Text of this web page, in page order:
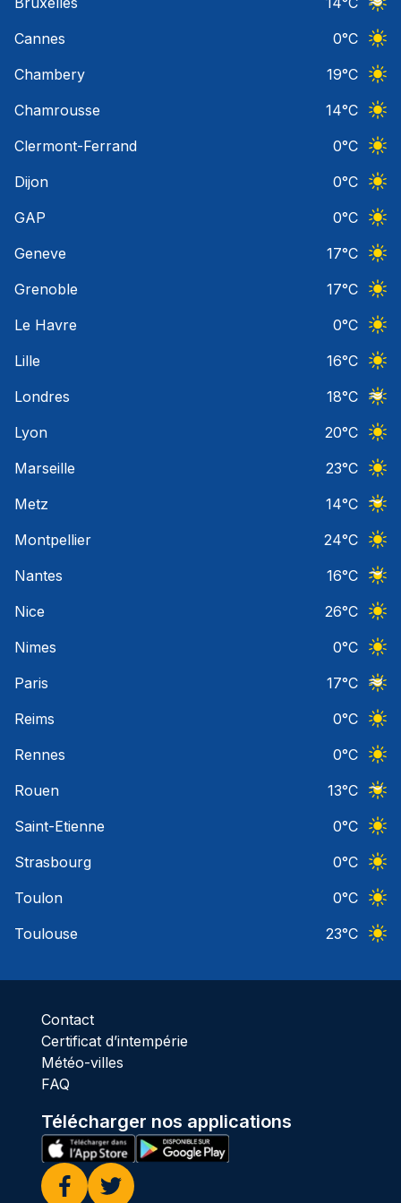
Cannes
0°C
Chambery
19°C
Chamrousse
14°C
Clermont-Ferrand
0°C
Dijon
0°C
GAP
0°C
Geneve
17°C
Grenoble
17°C
Le Havre
0°C
Lille
16°C
Londres
18°C
Lyon
20°C
Marseille
23°C
Metz
14°C
Montpellier
24°C
Nantes
16°C
Nice
26°C
Nimes
0°C
Paris
17°C
Reims
0°C
Rennes
0°C
Rouen
13°C
Saint-Etienne
0°C
Strasbourg
0°C
Toulon
0°C
Toulouse
23°C
Contact
Certificat d’intempérie
Météo-villes
FAQ
Télécharger nos applications